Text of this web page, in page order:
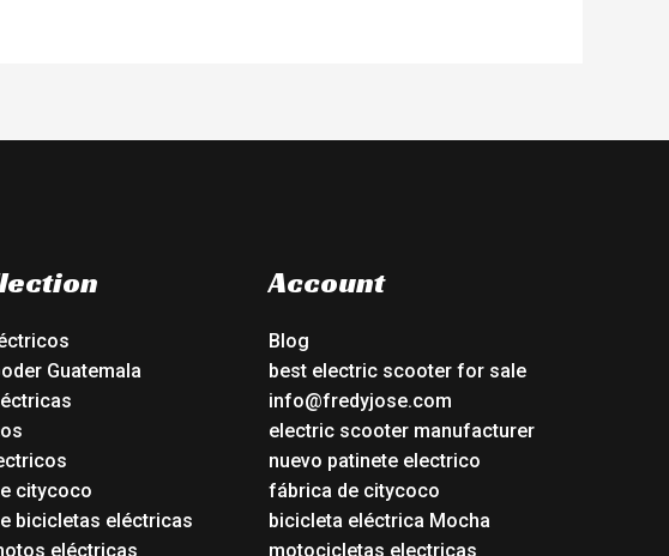
Guatemala
citycoco
bicicletas eléctricas
eléctricas
Account
Blog
best electric scooter for sale
info@fredyjose.com
electric scooter manufacturer
nuevo patinete electrico
fábrica de citycoco
bicicleta eléctrica Mocha
motocicletas electricas